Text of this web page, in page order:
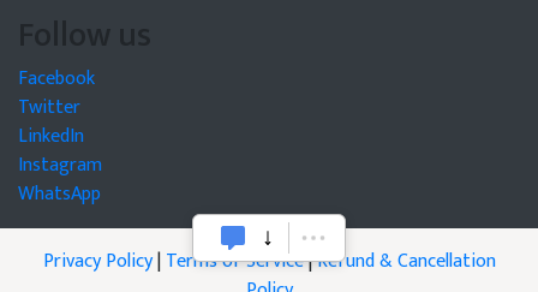
Follow us
Facebook
Twitter
LinkedIn
Instagram
WhatsApp
Privacy Policy|Terms of Service|Refund & Cancellation